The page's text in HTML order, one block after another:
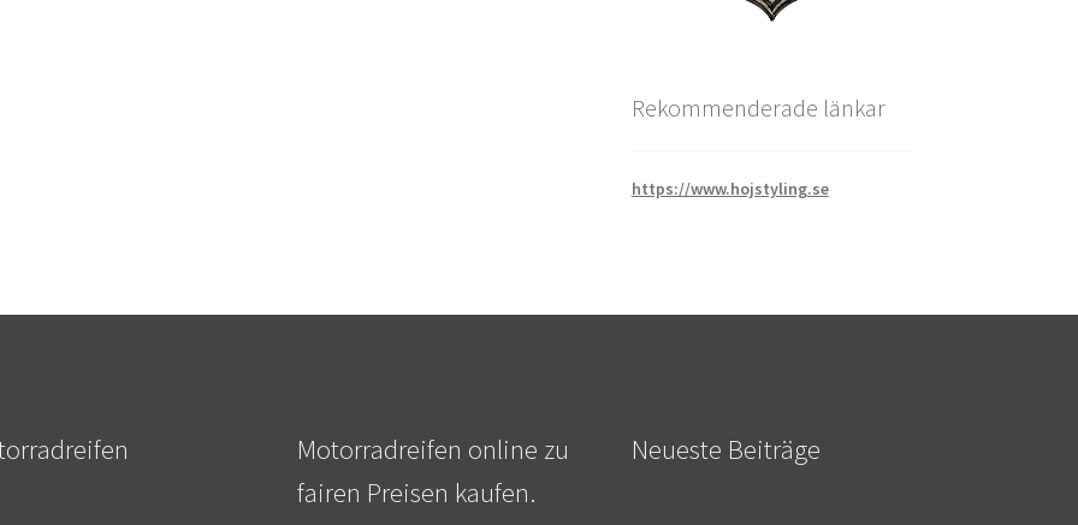
Rekommenderade länkar
https://www.hojstyling.se
Motorradreifen online zu
fairen Preisen kaufen.
Neueste Beiträge